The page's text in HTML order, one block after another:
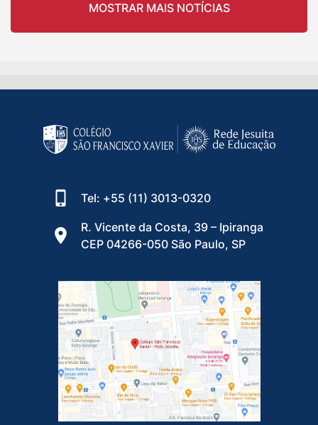
MOSTRAR MAIS NOTÍCIAS
Tel: +55 (11) 3013-0320
R. Vicente da Costa, 39 – Ipiranga
CEP 04266-050 São Paulo, SP